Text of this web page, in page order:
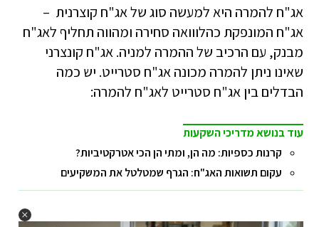
אג"ח להמרה היא למעשה סוג של אג"ח קוצרנית –
אג"ח המונפקת כהלווואה סחירה ומהווה תחליף לאג"ח
מבנק, עם הרכיב של ההמרה למניה. אג"ח קונצרני
שאינו ניתן להמרה מכונה אג"ח סטרייט. יש כמה
הבדלים בין אג"ח סטרייט לאג"ח להמרה:
עוד בנושא מדריכי השקעות
קרנות כספיות: מה הן, ומתי הן הכי אטרקטיביות?
עקום תשואות האג"ח: הגרף שמטלטל את המשקיעים